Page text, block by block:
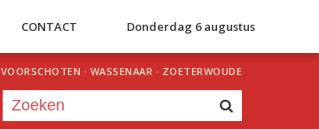
CONTACT Donderdag 6 augustus
VOORSCHOTEN · WASSENAAR · ZOETERWOUDE